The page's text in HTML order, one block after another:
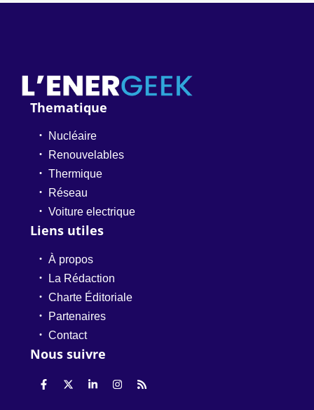
Thematique
Nucléaire
Renouvelables
Thermique
Réseau
Voiture electrique
Liens utiles
À propos
La Rédaction
Charte Éditoriale
Partenaires
Contact
Nous suivre